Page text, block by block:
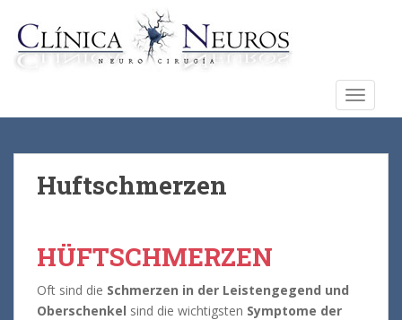
Huftschmerzen
HÜFTSCHMERZEN
Oft sind die Schmerzen in der Leistengegend und
Oberschenkel sind die wichtigsten Symptome der